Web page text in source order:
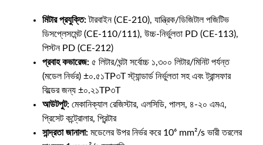
মিটার প্রযুক্তি:টারবাইন (CE-210), যান্ত্রিক/ডিজিটাল পজিটিভ
ডিসপ্লেসমেন্ট (CE-110/111), উচ্চ-নির্ভুলতা PD (CE-113),
পিস্টন PD (CE-212)
প্রবাহ কভারেজ: ৫ লিটার/ঘন্টা সর্বোচ্চ ১,৩০০ লিটার/মিনিট পর্যন্ত
(মডেল নির্ভর) ±০.৫১TP৩T স্ট্যান্ডার্ড নির্ভুলতা সহ এবং ট্রান্সফার
বিল্ডের জন্য ±০.২১TP৩T
আউটপুট: মেকানিক্যাল রেজিস্টার, এলসিডি, পালস, ৪-২০ এমএ,
প্রিসেট কন্ট্রোলার, প্রিন্টার
সান্দ্রতা জানালা: মডেলের উপর নির্ভর করে 10⁶ mm²/s ভারী তরলের